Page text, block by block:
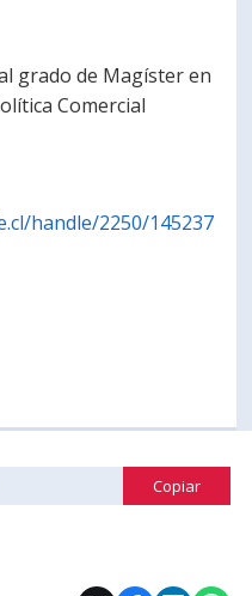
grado de Magíster en
Comercial
handle/2250/145237